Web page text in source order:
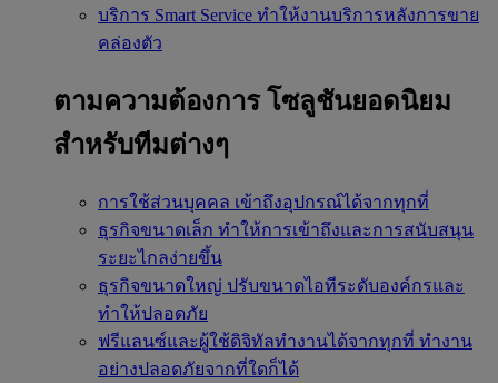
บริการ Smart Service ทำให้งานบริการหลังการขาย
คล่องตัว
ตามความต้องการ โซลูชันยอดนิยม
สำหรับทีมต่างๆ
การใช้ส่วนบุคคล เข้าถึงอุปกรณ์ได้จากทุกที่
ธุรกิจขนาดเล็ก ทำให้การเข้าถึงและการสนับสนุน
ระยะไกลง่ายขึ้น
ธุรกิจขนาดใหญ่ ปรับขนาดไอทีระดับองค์กรและ
ทำให้ปลอดภัย
ฟรีแลนซ์และผู้ใช้ดิจิทัลทำงานได้จากทุกที่ ทำงาน
อย่างปลอดภัยจากที่ใดก็ได้